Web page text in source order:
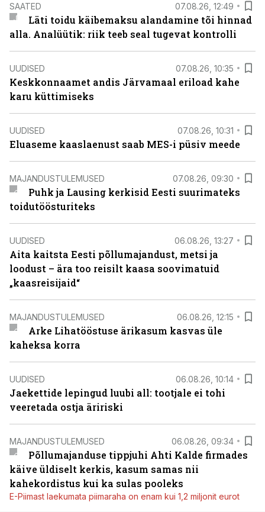
SAATED 07.08.26, 12:49
Läti toidu käibemaksu alandamine tõi hinnad
alla. Analüütik: riik teeb seal tugevat kontrolli
UUDISED 07.08.26, 10:35
Keskkonnaamet andis Järvamaal eriload kahe
karu küttimiseks
UUDISED 07.08.26, 10:31
Eluaseme kaaslaenust saab MES-i püsiv meede
MAJANDUSTULEMUSED 07.08.26, 09:30
Puhk ja Lausing kerkisid Eesti suurimateks
toidutöösturiteks
UUDISED 06.08.26, 13:27
Aita kaitsta Eesti põllumajandust, metsi ja
loodust – ära too reisilt kaasa soovimatuid
„kaasreisijaid“
MAJANDUSTULEMUSED 06.08.26, 12:15
Arke Lihatööstuse ärikasum kasvas üle
kaheksa korra
UUDISED 06.08.26, 10:14
Jaekettide lepingud luubi all: tootjale ei tohi
veeretada ostja äririski
MAJANDUSTULEMUSED 06.08.26, 09:34
Põllumajanduse tippjuhi Ahti Kalde firmades
käive üldiselt kerkis, kasum samas nii
kahekordistus kui ka sulas pooleks
E-Piimast laekumata piimaraha on enam kui 1,2 miljonit eurot